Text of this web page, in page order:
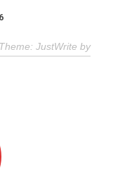
Theme: JustWrite by